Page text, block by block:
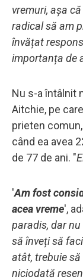
vremuri, așa
radical să am
învățat
importanța de
Nu s-a întâlnit
Aitchie, pe
prieten
când ea avea
de 77 de ani. "
'Am fost
acea vreme',
paradis, dar
să înveți să
atât, trebuie
niciodată